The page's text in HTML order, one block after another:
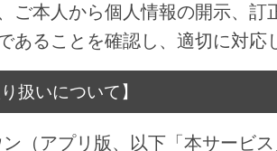
ご本人から個人情報の開示、訂
あることを確認し、適切に対応
扱いについて】
（アプリ版、以下「本サービ